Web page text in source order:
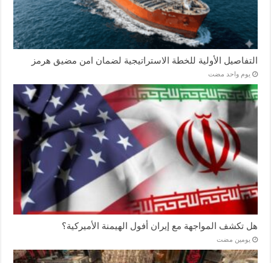
التفاصيل الأولية للخطة الاستراتيجية لضمان امن مضيق هرمز
‏يوم واحد مضت
هل تكشف المواجهة مع إيران أفول الهيمنة الأميركية؟
‏يومين مضت